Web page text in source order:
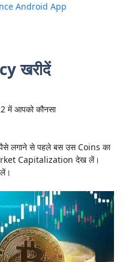
Android App
खरीदें
में आपको कौनसा
लगाने से पहले बस उस Coins का
Capitalization देख लें।